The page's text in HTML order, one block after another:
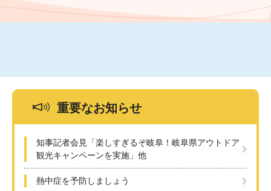
文
重要なお知らせ
知事記者会見「楽しすぎるぞ岐阜！岐阜県アウトドア
観光キャンペーンを実施」他
熱中症を予防しましょう